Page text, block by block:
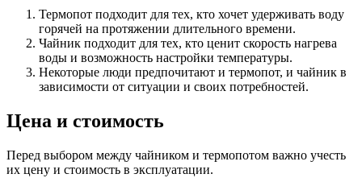
Термопот подходит для тех, кто хочет удерживать воду
горячей на протяжении длительного времени.
Чайник подходит для тех, кто ценит скорость нагрева
воды и возможность настройки температуры.
Некоторые люди предпочитают и термопот, и чайник в
зависимости от ситуации и своих потребностей.
Цена и стоимость
Перед выбором между чайником и термопотом важно учесть
их цену и стоимость в эксплуатации.